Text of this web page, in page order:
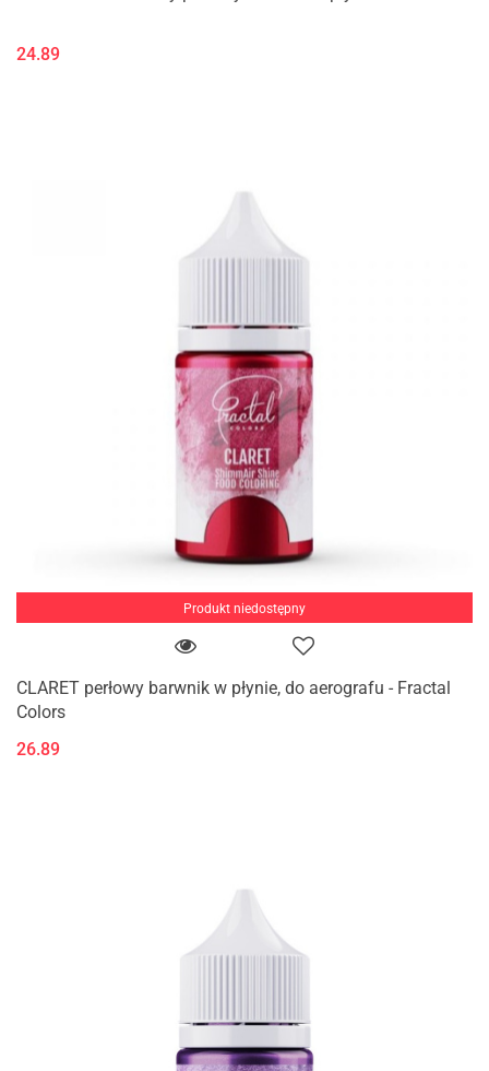
24.89
Produkt niedostępny
CLARET perłowy barwnik w płynie, do aerografu - Fractal
Colors
26.89